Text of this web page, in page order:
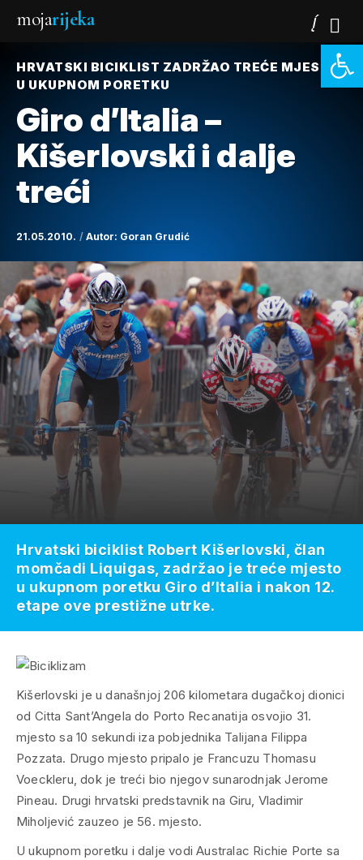
mojarijeka
HRVATSKI BICIKLIST ZADRŽAO TREĆE MJESTO
U UKUPNOM PORETKU
Giro d’Italia –
Kišerlovski i dalje
treći
21.05.2010. Autor: Goran Grudić
Kišerlovski je u današnjoj 206 kilometara dugačkoj dionici
od Citta Sant’Angela do Porto Recanatija osvojio 31.
mjesto sa 10 sekundi iza pobjednika Talijana Filippa
Pozzata. Drugo mjesto pripalo je Francuzu Thomasu
Voeckleru, dok je treći bio njegov sunarodnjak Jerome
Pineau. Drugi hrvatski predstavnik na Giru, Vladimir
Miholjević zauzeo je 56. mjesto.
U ukupnom poretku i dalje vodi Australac Richie Porte sa
Hrvatski biciklist Robert Kišerlovski, član
momčadi Liquigas, zadržao je treće mjesto
u ukupnom poretku Giro d’Italia i nakon 12.
etape ove prestižne utrke.